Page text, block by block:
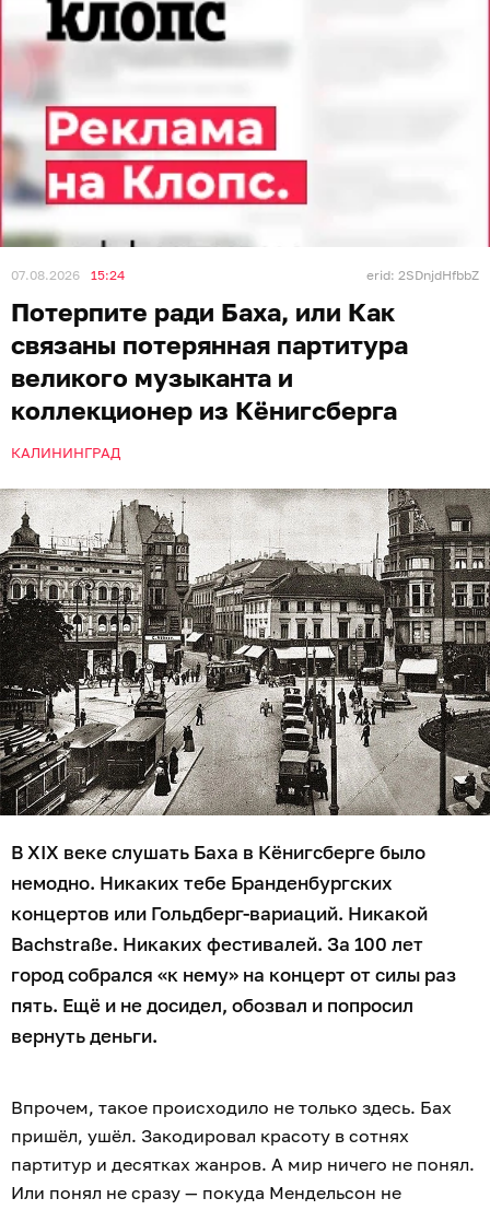
07.08.2026 15:24 erid: 2SDnjdHfbbZ
Потерпите ради Баха, или Как
связаны потерянная партитура
великого музыканта и
коллекционер из Кёнигсберга
КАЛИНИНГРАД
В XIX веке слушать Баха в Кёнигсберге было
немодно. Никаких тебе Бранденбургских
концертов или Гольдберг-вариаций. Никакой
Bachstraße. Никаких фестивалей. За 100 лет
город собрался «к нему» на концерт от силы раз
пять. Ещё и не досидел, обозвал и попросил
вернуть деньги.
Впрочем, такое происходило не только здесь. Бах
пришёл, ушёл. Закодировал красоту в сотнях
партитур и десятках жанров. А мир ничего не понял.
Или понял не сразу — покуда Мендельсон не